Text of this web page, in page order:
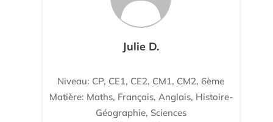
Julie D.
Niveau: CP, CE1, CE2, CM1, CM2, 6ème
Matière: Maths, Français, Anglais, Histoire-
Géographie, Sciences